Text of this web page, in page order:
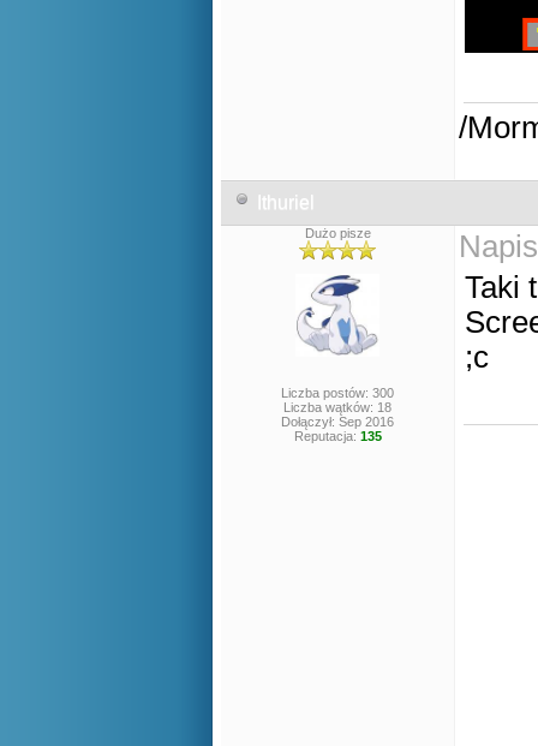
/
Ithuriel
Dużo pisze
Liczba postów: 300
Liczba wątków: 18
Dołączył: Sep 2016
Reputacja: 135
Taki
;c